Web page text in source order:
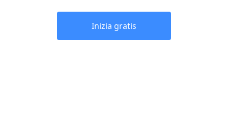
Inizia gratis